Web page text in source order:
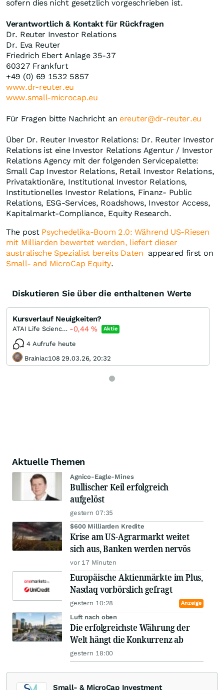
sofern dies nicht gesetzlich vorgeschrieben ist.
Verantwortlich & Kontakt für Rückfragen
Dr. Reuter Investor Relations
Dr. Eva Reuter
Friedrich Ebert Anlage 35-37
60327 Frankfurt
+49 (0) 69 1532 5857
www.dr-reuter.eu
www.small-microcap.eu
Für Fragen bitte Nachricht an ereuter@dr-reuter.eu
Über Dr. Reuter Investor Relations: Dr. Reuter Investor
Relations ist eine Investor Relations Agentur / Investor
Relations Agency mit der folgenden Servicepalette:
Small Cap Investor Relations, Retail Investor Relations,
Privataktionäre, Institutional Investor Relations,
Institutionelles Investor Relations, Finanz- Public
Relations, ESG-Services, Roadshows, Investor Access,
Kapitalmarkt-Compliance, Equity Research.
The post Psychedelika-Boom 2.0: Während US-Riesen
mit Milliarden bewertet werden, liefert dieser
australische Spezialist bereits Daten appeared first on
Small- and MicroCap Equity.
Diskutieren Sie über die enthaltenen Werte
Kursverlauf Neuigkeiten?
ATAI Life Sciences -0,44% Aktie
4 Aufrufe heute
Brainiac108 29.03.26, 20:32
Aktuelle Themen
Agnico-Eagle-Mines
Bullischer Keil erfolgreich
aufgelöst
gestern 07:35
$600 Milliarden Kredite
Krise am US-Agrarmarkt weitet
sich aus, Banken werden nervös
vor 17 Minuten
Europäische Aktienmärkte im Plus,
Nasdaq vorbörslich gefragt
gestern 10:28 Anzeige
Luft nach oben
Die erfolgreichste Währung der
Welt hängt die Konkurrenz ab
gestern 18:00
Small- & MicroCap Investment